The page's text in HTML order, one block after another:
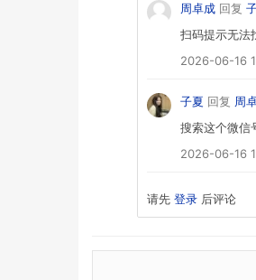
周卓成 回复
扫码提示无法
2026-06-16
子夏 回复 周
搜索这个微信
2026-06-16
请先 登录 后评论